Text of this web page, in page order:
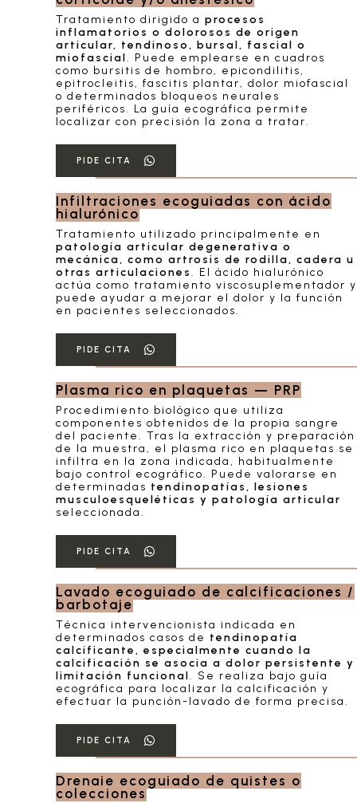
Tratamiento dirigido a procesos
inflamatorios o dolorosos de origen
articular, tendinoso, bursal, fascial o
miofascial. Puede emplearse en cuadros
como bursitis de hombro, epicondilitis,
epitrocleitis, fascitis plantar, dolor miofascial
o determinados bloqueos neurales
periféricos. La guía ecográfica permite
localizar con precisión la zona a tratar.
PIDE CITA
Infiltraciones ecoguiadas con ácido
hialurónico
Tratamiento utilizado principalmente en
patología articular degenerativa o
mecánica, como artrosis de rodilla, cadera u
otras articulaciones. El ácido hialurónico
actúa como tratamiento viscosuplementador y
puede ayudar a mejorar el dolor y la función
en pacientes seleccionados.
PIDE CITA
Plasma rico en plaquetas — PRP
Procedimiento biológico que utiliza
componentes obtenidos de la propia sangre
del paciente. Tras la extracción y preparación
de la muestra, el plasma rico en plaquetas se
infiltra en la zona indicada, habitualmente
bajo control ecográfico. Puede valorarse en
determinadas tendinopatías, lesiones
musculoesqueléticas y patología articular
seleccionada.
PIDE CITA
Lavado ecoguiado de calcificaciones /
barbotaje
Técnica intervencionista indicada en
determinados casos de tendinopatía
calcificante, especialmente cuando la
calcificación se asocia a dolor persistente y
limitación funcional. Se realiza bajo guía
ecográfica para localizar la calcificación y
efectuar la punción-lavado de forma precisa.
PIDE CITA
Drenaje ecoguiado de quistes o
colecciones